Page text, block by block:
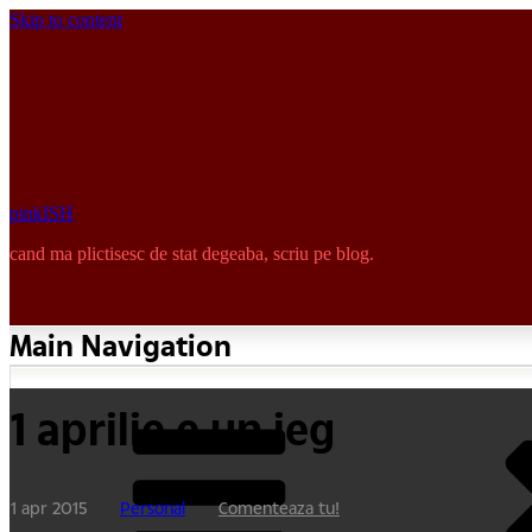
Skip to content
pinkISH
cand ma plictisesc de stat degeaba, scriu pe blog.
Main Navigation
1 aprilie e un jeg
1 apr 2015 Personal Comenteaza tu!